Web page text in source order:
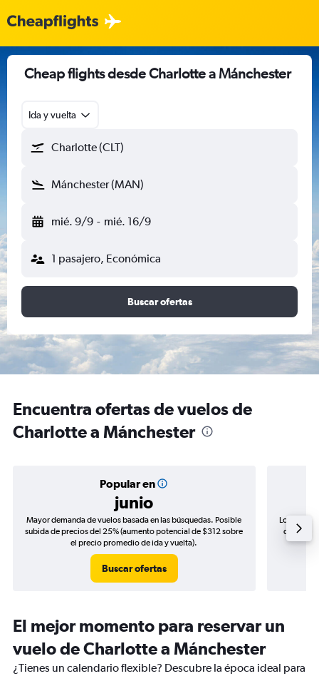
Cheap flights desde Charlotte a Mánchester
Ida y vuelta
Charlotte (CLT)
Mánchester (MAN)
mié. 9/9 - mié. 16/9
1 pasajero, Económica
Buscar ofertas
Encuentra ofertas de vuelos de
Charlotte a Mánchester
Popular en
junio
Mayor demanda de vuelos basada en las búsquedas. Posible
subida de precios del 25% (aumento potencial de $312 sobre
el precio promedio de ida y vuelta).
Buscar ofertas
Los
de
El mejor momento para reservar un
vuelo de Charlotte a Mánchester
¿Tienes un calendario flexible? Descubre la época ideal para